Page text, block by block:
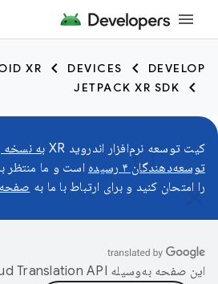
DEVELOP
DEVICES
XR
JETPACK XR SDK
کیت توسعه نرم‌افزار اندروید XR
به
توسعه‌دهندگان ۴ رسیده
است و ما منتظر
را امتحان کنید و برای ارتباط با ما به صفحه
این صفحه به‌وسیله